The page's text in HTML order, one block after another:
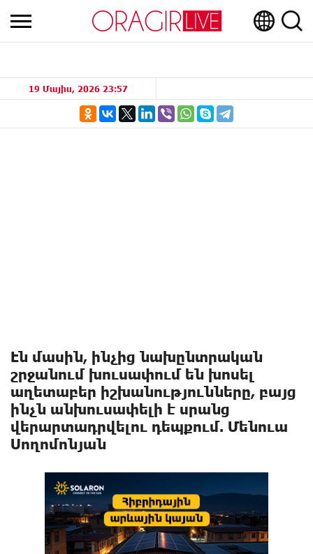
19 Մայիս, 2026 23:57
Էն մասին, ինչից նախընտրական
շրջանում խուսափում են խոսել
աղետաբեր իշխանությունները, բայց
ինչն անխուսափելի է սրանց
վերարտադրվելու դեպքում. Մենուա
Սողոմոնյան